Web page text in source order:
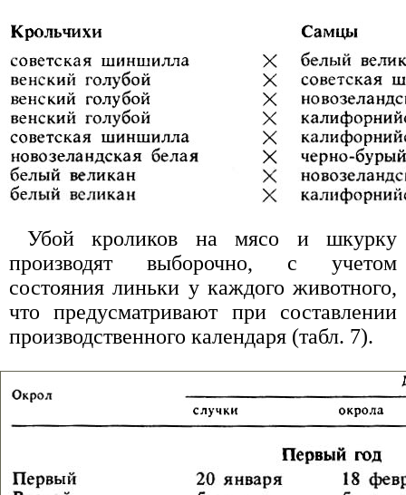
Убой кроликов на мясо и шкурку
производят выборочно, с учетом
состояния линьки у каждого животного,
что предусматривают при составлении
производственного календаря (табл. 7).